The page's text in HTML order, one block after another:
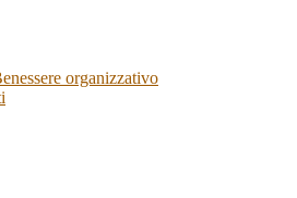
organizzativo